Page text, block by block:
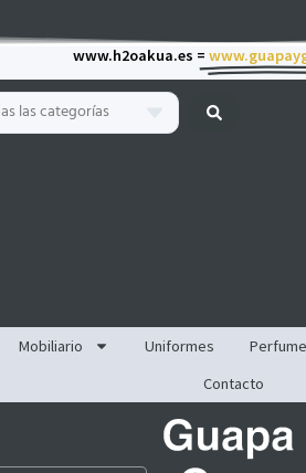
www.h2oakua.es =
las categorías
Mobiliario Uniformes
Contacto